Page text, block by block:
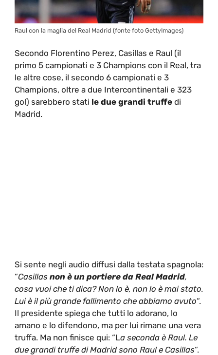
Raul con la maglia del Real Madrid (fonte foto GettyImages)
Secondo Florentino Perez, Casillas e Raul (il
primo 5 campionati e 3 Champions con il Real, tra
le altre cose, il secondo 6 campionati e 3
Champions, oltre a due Intercontinentali e 323
gol) sarebbero stati le due grandi truffe di
Madrid.
Si sente negli audio diffusi dalla testata spagnola:
“Casillas non è un portiere da Real Madrid,
cosa vuoi che ti dica? Non lo è, non lo è mai stato.
Lui è il più grande fallimento che abbiamo avuto“.
Il presidente spiega che tutti lo adorano, lo
amano e lo difendono, ma per lui rimane una vera
truffa. Ma non finisce qui: “La seconda è Raul. Le
due grandi truffe di Madrid sono Raul e Casillas“.